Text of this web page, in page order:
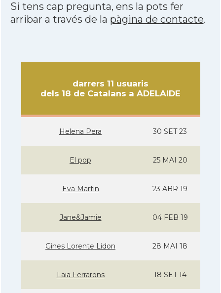
Si tens cap pregunta, ens la pots fer
arribar a través de la pàgina de contacte.
darrers 11 usuaris
dels 18 de Catalans a ADELAIDE
Helena Pera 30 SET 23
El pop 25 MAI 20
Eva Martin 23 ABR 19
Jane&Jamie 04 FEB 19
Gines Lorente Lidon 28 MAI 18
Laia Ferrarons 18 SET 14